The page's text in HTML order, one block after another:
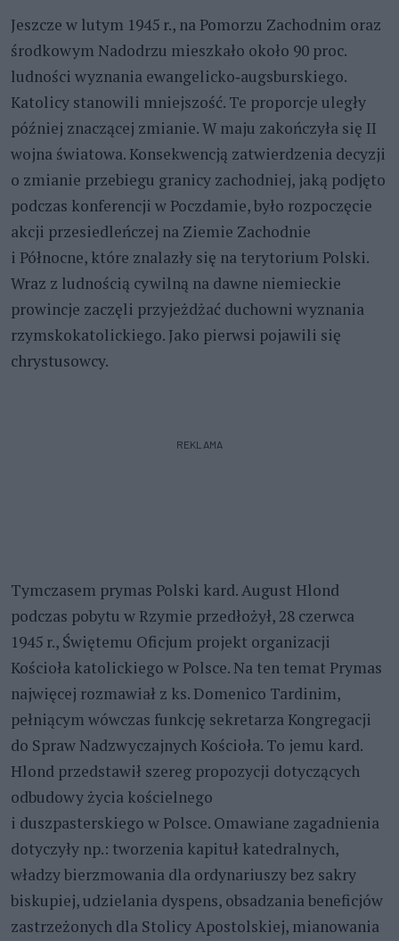
Jeszcze w lutym 1945 r., na Pomorzu Zachodnim oraz
środkowym Nadodrzu mieszkało około 90 proc.
ludności wyznania ewangelicko‑augsburskiego.
Katolicy stanowili mniejszość. Te proporcje uległy
później znaczącej zmianie. W maju zakończyła się II
wojna światowa. Konsekwencją zatwierdzenia decyzji
o zmianie przebiegu granicy zachodniej, jaką podjęto
podczas konferencji w Poczdamie, było rozpoczęcie
akcji przesiedleńczej na Ziemie Zachodnie
i Północne, które znalazły się na terytorium Polski.
Wraz z ludnością cywilną na dawne niemieckie
prowincje zaczęli przyjeżdżać duchowni wyznania
rzymskokatolickiego. Jako pierwsi pojawili się
chrystusowcy.
REKLAMA
Tymczasem prymas Polski kard. August Hlond
podczas pobytu w Rzymie przedłożył, 28 czerwca
1945 r., Świętemu Oficjum projekt organizacji
Kościoła katolickiego w Polsce. Na ten temat Prymas
najwięcej rozmawiał z ks. Domenico Tardinim,
pełniącym wówczas funkcję sekretarza Kongregacji
do Spraw Nadzwyczajnych Kościoła. To jemu kard.
Hlond przedstawił szereg propozycji dotyczących
odbudowy życia kościelnego
i duszpasterskiego w Polsce. Omawiane zagadnienia
dotyczyły np.: tworzenia kapituł katedralnych,
władzy bierzmowania dla ordynariuszy bez sakry
biskupiej, udzielania dyspens, obsadzania beneficjów
zastrzeżonych dla Stolicy Apostolskiej, mianowania